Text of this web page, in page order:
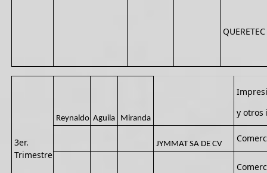
QUERETEC
3er.
Trimestre
Reynaldo Aguila Miranda
y otros
JYMMAT SA DE CV